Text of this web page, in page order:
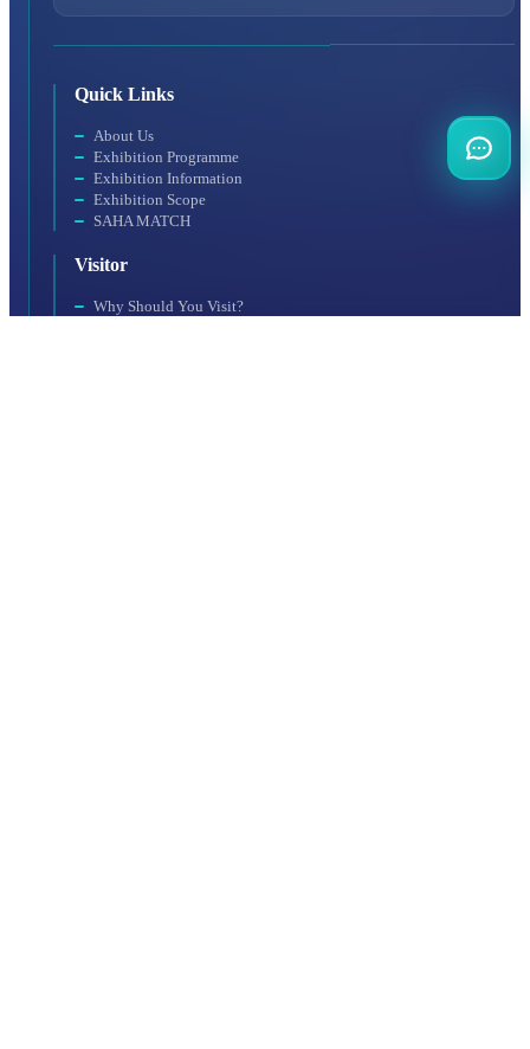
Quick Links
About Us
Exhibition Programme
Exhibition Information
Exhibition Scope
SAHA MATCH
Visitor
Why Should You Visit?